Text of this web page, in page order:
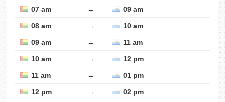
07 am → 09 am
08 am → 10 am
09 am → 11 am
10 am → 12 pm
11 am → 01 pm
12 pm → 02 pm